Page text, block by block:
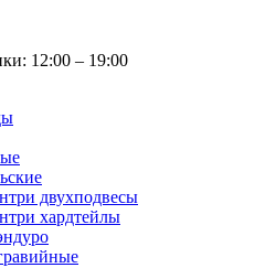
12:00 – 19:00
двухподвесы
хардтейлы